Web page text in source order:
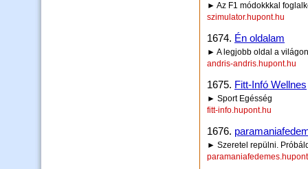
► Az F1 módokkkal
szimulator.hupont.hu
1674. Én oldalam
► A legjobb oldal a világon
andris-andris.hupont.hu
1675. Fitt-Infó Wellnes
► Sport Egésség
fitt-info.hupont.hu
1676.
► Szeretel repülni.